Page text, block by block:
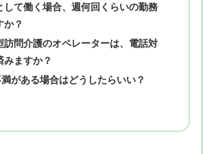
して働く場合、週何回くらいの勤務
か？
訪問介護のオペレーターは、電話対
みますか？
がある場合はどうしたらいい？